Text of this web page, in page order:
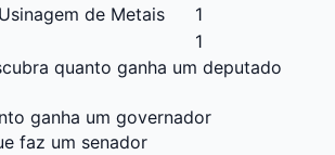
de Metais
1
1
quanto ganha um deputado
ganha um governador
faz um senador